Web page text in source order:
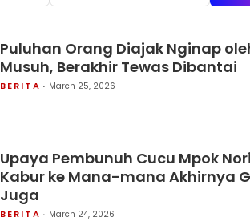
Puluhan Orang Diajak Nginap
Musuh, Berakhir Tewas Dibantai
BERITA March 25, 2026
Upaya Pembunuh Cucu Mpok Nori
Kabur ke Mana-mana Akhirnya
Juga
BERITA March 24, 2026